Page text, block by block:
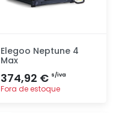
Elegoo Neptune 4
Max
374,92 € s/iva
Fora de estoque